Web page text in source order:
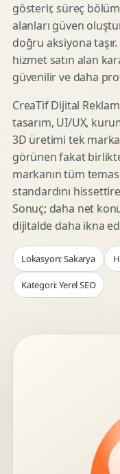
gösterir, süreç
alanları güven
doğru aksiyona
hizmet satın alan
güvenilir ve daha
CreaTif Dijital Reklam
tasarım, UI/UX,
3D üretimi tek marka
görünen fakat
markanın tüm
standardını
Sonuç; daha net
dijitalde daha ikna
Lokasyon: Sakarya
Kategori: Yerel SEO